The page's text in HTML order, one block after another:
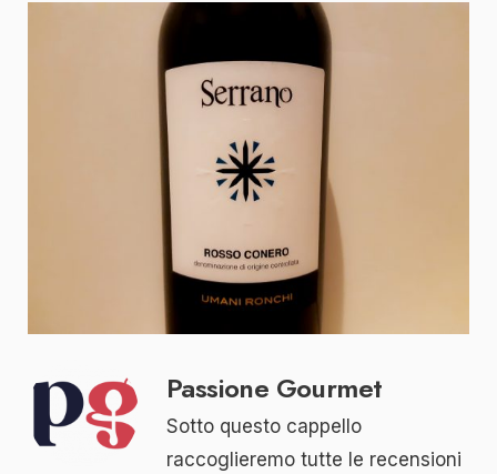
Passione Gourmet
Sotto questo cappello
raccoglieremo tutte le recensioni